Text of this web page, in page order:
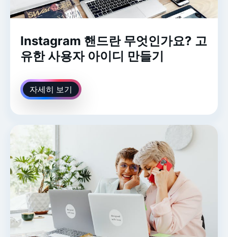
Instagram 핸드란 무엇인가요? 고
유한 사용자 아이디 만들기
자세히 보기